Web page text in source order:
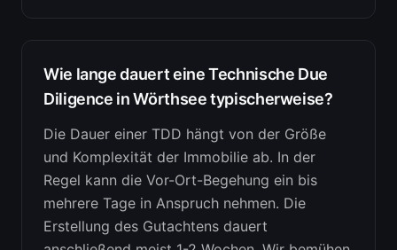
Wie lange dauert eine Technische Due
Diligence in Wörthsee typischerweise?
Die Dauer einer TDD hängt von der Größe
und Komplexität der Immobilie ab. In der
Regel kann die Vor-Ort-Begehung ein bis
mehrere Tage in Anspruch nehmen. Die
Erstellung des Gutachtens dauert